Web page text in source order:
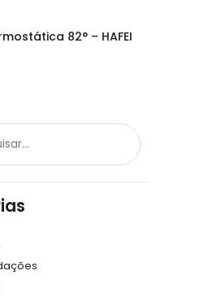
82° – HAFEI